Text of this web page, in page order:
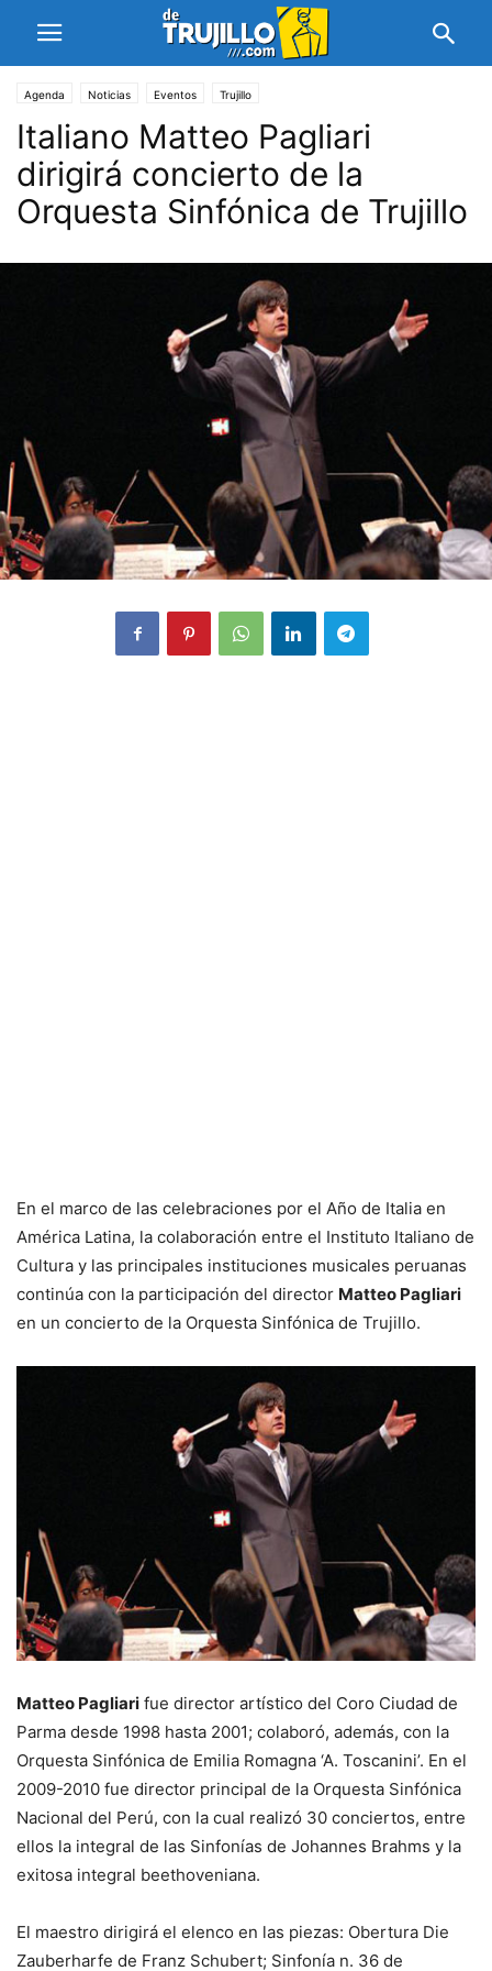
Agenda Noticias Eventos Trujillo
Italiano Matteo Pagliari
dirigirá concierto de la
Orquesta Sinfónica de Trujillo
En el marco de las celebraciones por el Año de Italia en
América Latina, la colaboración entre el Instituto Italiano de
Cultura y las principales instituciones musicales peruanas
continúa con la participación del director Matteo Pagliari
en un concierto de la Orquesta Sinfónica de Trujillo.
Matteo Pagliari fue director artístico del Coro Ciudad de
Parma desde 1998 hasta 2001; colaboró, además, con la
Orquesta Sinfónica de Emilia Romagna ‘A. Toscanini’. En el
2009-2010 fue director principal de la Orquesta Sinfónica
Nacional del Perú, con la cual realizó 30 conciertos, entre
ellos la integral de las Sinfonías de Johannes Brahms y la
exitosa integral beethoveniana.
El maestro dirigirá el elenco en las piezas: Obertura Die
Zauberharfe de Franz Schubert; Sinfonía n. 36 de